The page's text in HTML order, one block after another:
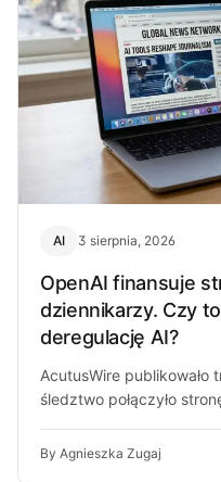
AI 3 sierpnia, 2026
OpenAI finansuje
dziennikarzy. Czy
deregulację AI?
AcutusWire publikowało
śledztwo połączyło
By Agnieszka Zugaj